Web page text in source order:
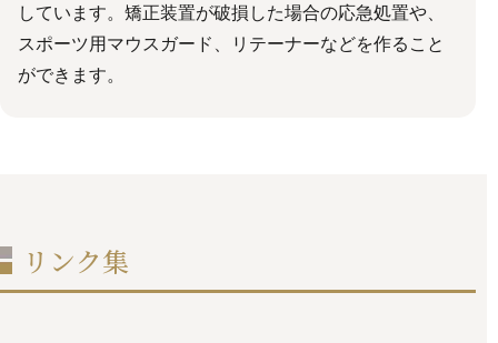
しています。矯正装置が破損した場合の応急処置や、
スポーツ用マウスガード、リテーナーなどを作ること
ができます。
リンク集